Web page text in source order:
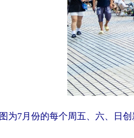
图为7月份的每个周五、六、日